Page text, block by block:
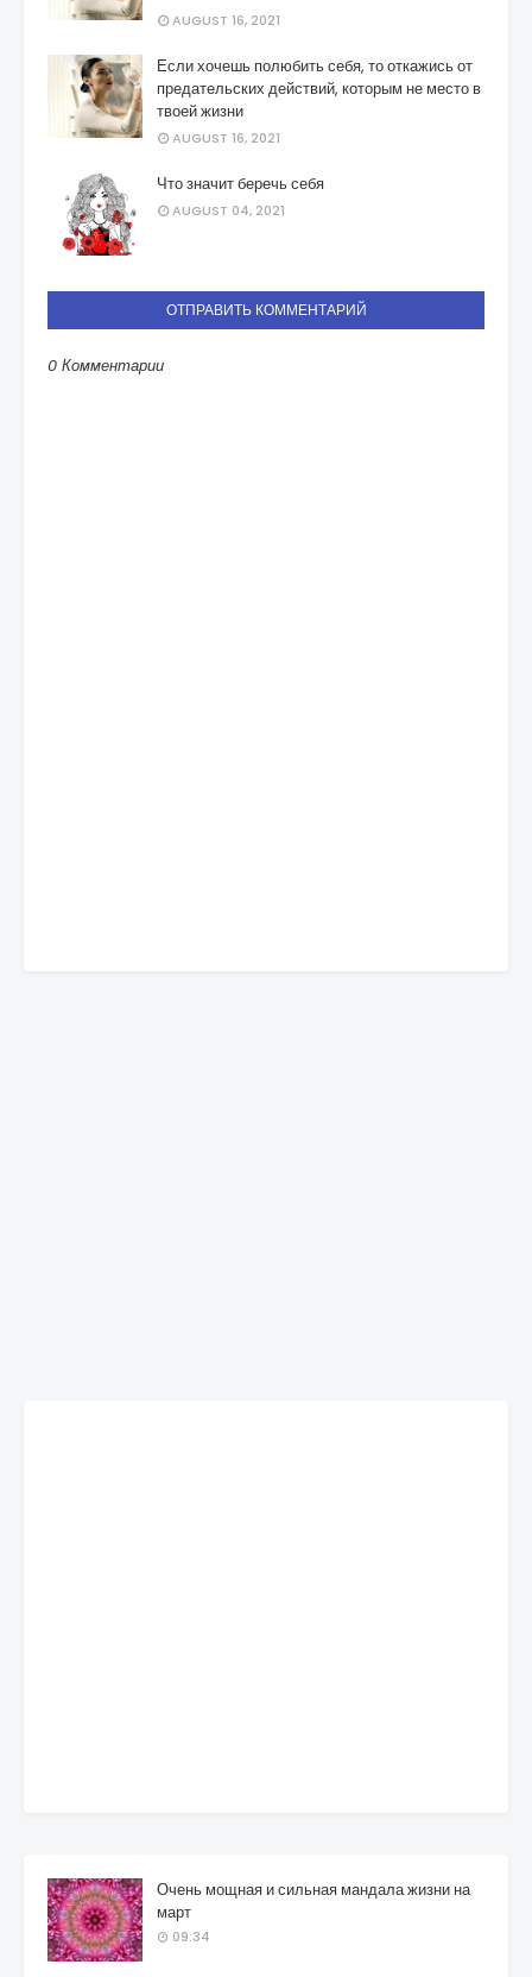
AUGUST 16, 2021
Если хочешь полюбить себя, то откажись от
предательских действий, которым не место в
твоей жизни
AUGUST 16, 2021
Что значит беречь себя
AUGUST 04, 2021
ОТПРАВИТЬ КОММЕНТАРИЙ
0 Комментарии
Очень мощная и сильная мандала жизни на
март
09:34